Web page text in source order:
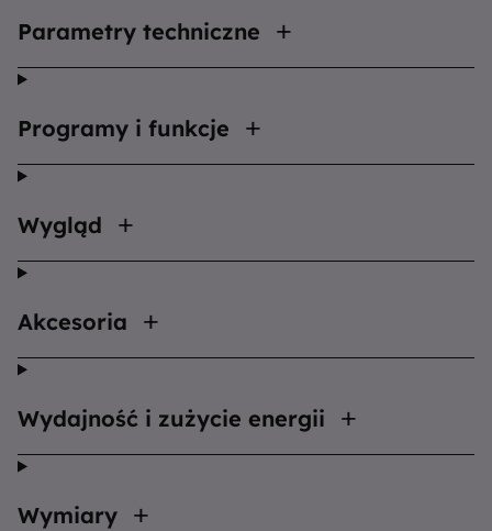
Parametry techniczne
Programy i funkcje
Wygląd
Akcesoria
Wydajność i zużycie energii
Wymiary